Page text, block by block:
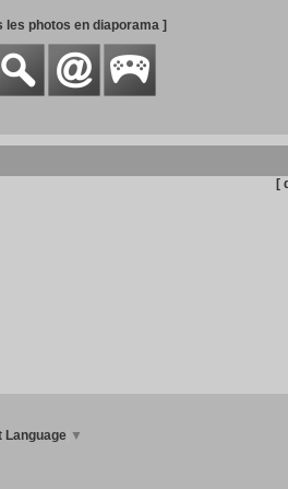
les photos en diaporama ]
[
Language ▼